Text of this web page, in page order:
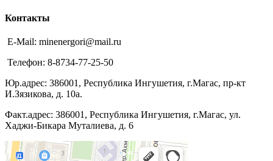
Контакты
E-Mail: minenergori@mail.ru
Телефон: 8-8734-77-25-50
Юр.адрес: 386001, Республика Ингушетия, г.Магас, пр-кт
И.Зязикова, д. 10а.
Факт.адрес: 386001, Республика Ингушетия, г.Магас, ул.
Хаджи-Бикара Муталиева, д. 6